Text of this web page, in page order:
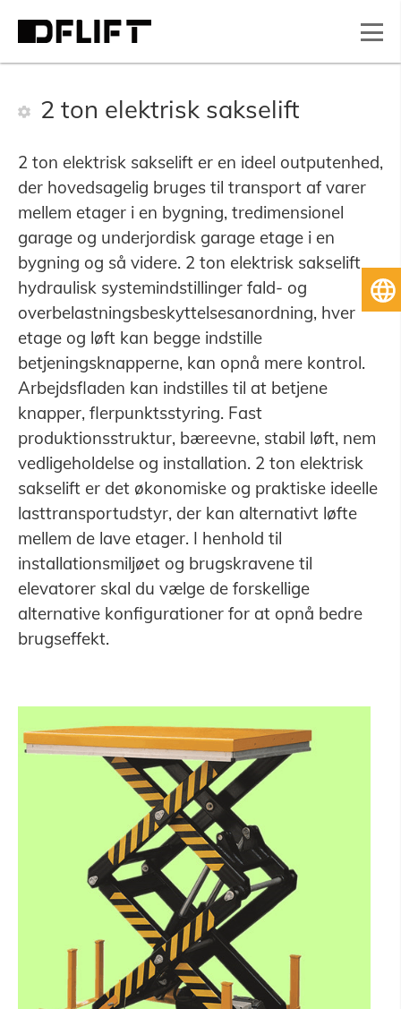
2 ton elektrisk sakselift
2 ton elektrisk sakselift er en ideel outputenhed,
der hovedsagelig bruges til transport af varer
mellem etager i en bygning, tredimensionel
garage og underjordisk garage etage i en
bygning og så videre. 2 ton elektrisk sakselift
hydraulisk systemindstillinger fald- og
overbelastningsbeskyttelsesanordning, hver
etage og løft kan begge indstille
betjeningsknapperne, kan opnå mere kontrol.
Arbejdsfladen kan indstilles til at betjene
knapper, flerpunktsstyring. Fast
produktionsstruktur, bæreevne, stabil løft, nem
vedligeholdelse og installation. 2 ton elektrisk
sakselift er det økonomiske og praktiske ideelle
lasttransportudstyr, der kan alternativt løfte
mellem de lave etager. I henhold til
installationsmiljøet og brugskravene til
elevatorer skal du vælge de forskellige
alternative konfigurationer for at opnå bedre
brugseffekt.